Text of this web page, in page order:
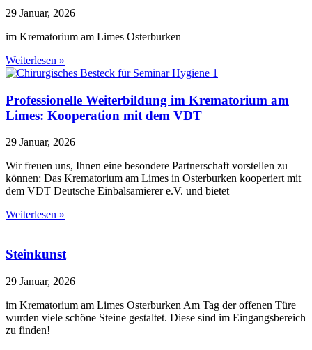
29 Januar, 2026
im Krematorium am Limes Osterburken
Weiterlesen »
Professionelle Weiterbildung im Krematorium am
Limes: Kooperation mit dem VDT
29 Januar, 2026
Wir freuen uns, Ihnen eine besondere Partnerschaft vorstellen zu
können: Das Krematorium am Limes in Osterburken kooperiert mit
dem VDT Deutsche Einbalsamierer e.V. und bietet
Weiterlesen »
Steinkunst
29 Januar, 2026
im Krematorium am Limes Osterburken Am Tag der offenen Türe
wurden viele schöne Steine gestaltet. Diese sind im Eingangsbereich
zu finden!